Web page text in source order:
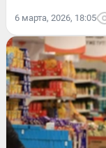
6 марта, 2026, 18:05